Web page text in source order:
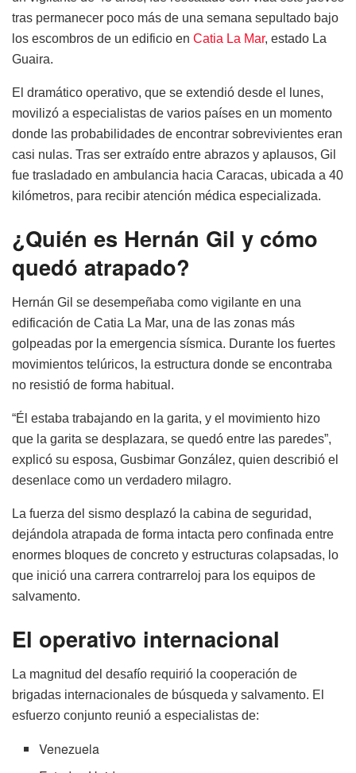
tras permanecer poco más de una semana sepultado bajo
los escombros de un edificio en Catia La Mar, estado La
Guaira.
El dramático operativo, que se extendió desde el lunes,
movilizó a especialistas de varios países en un momento
donde las probabilidades de encontrar sobrevivientes eran
casi nulas. Tras ser extraído entre abrazos y aplausos, Gil
fue trasladado en ambulancia hacia Caracas, ubicada a 40
kilómetros, para recibir atención médica especializada.
¿Quién es Hernán Gil y cómo
quedó atrapado?
Hernán Gil se desempeñaba como vigilante en una
edificación de Catia La Mar, una de las zonas más
golpeadas por la emergencia sísmica. Durante los fuertes
movimientos telúricos, la estructura donde se encontraba
no resistió de forma habitual.
“Él estaba trabajando en la garita, y el movimiento hizo
que la garita se desplazara, se quedó entre las paredes”,
explicó su esposa, Gusbimar González, quien describió el
desenlace como un verdadero milagro.
La fuerza del sismo desplazó la cabina de seguridad,
dejándola atrapada de forma intacta pero confinada entre
enormes bloques de concreto y estructuras colapsadas, lo
que inició una carrera contrarreloj para los equipos de
salvamento.
El operativo internacional
La magnitud del desafío requirió la cooperación de
brigadas internacionales de búsqueda y salvamento. El
esfuerzo conjunto reunió a especialistas de:
Venezuela